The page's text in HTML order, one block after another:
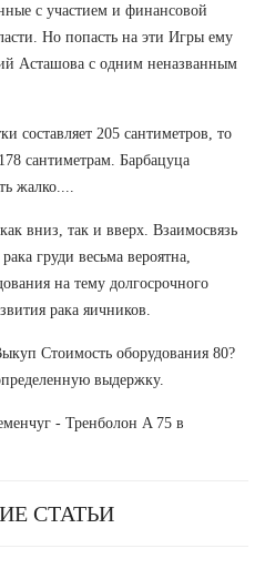
с участием и финансовой
Но попасть на эти Игры ему
Асташова с одним неназванным
составляет 205 сантиметров, то
сантиметрам. Барбацуца
жалко....
вниз, так и вверх. Взаимосвязь
груди весьма вероятна,
на тему долгосрочного
рака яичников.
Стоимость оборудования 80?
выдержку.
- Тренболон A 75 в
СТАТЬИ